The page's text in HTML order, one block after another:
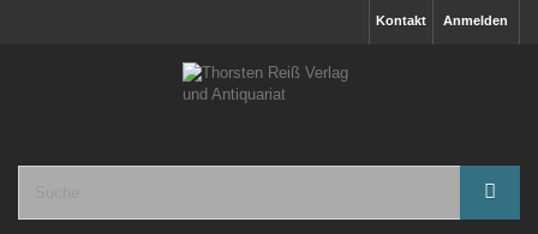
Anmelden
Kontakt